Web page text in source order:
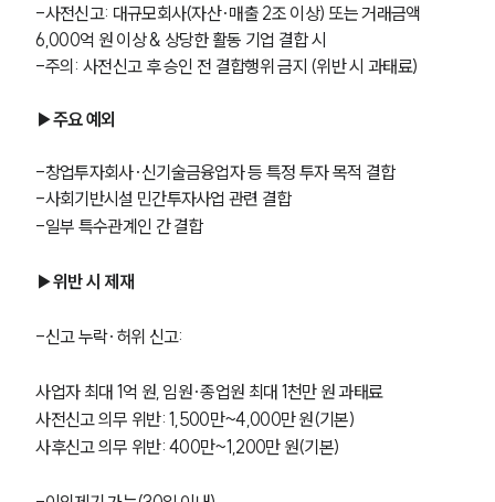
-사전신고: 대규모회사(자산·매출 2조 이상) 또는 거래금액
6,000억 원 이상 & 상당한 활동 기업 결합 시
-주의: 사전신고 후 승인 전 결합행위 금지 (위반 시 과태료)
▶주요 예외
-창업투자회사·신기술금융업자 등 특정 투자 목적 결합
-사회기반시설 민간투자사업 관련 결합
-일부 특수관계인 간 결합
▶위반 시 제재
-신고 누락·허위 신고:
사업자 최대 1억 원, 임원·종업원 최대 1천만 원 과태료
사전신고 의무 위반: 1,500만~4,000만 원(기본)
사후신고 의무 위반: 400만~1,200만 원(기본)